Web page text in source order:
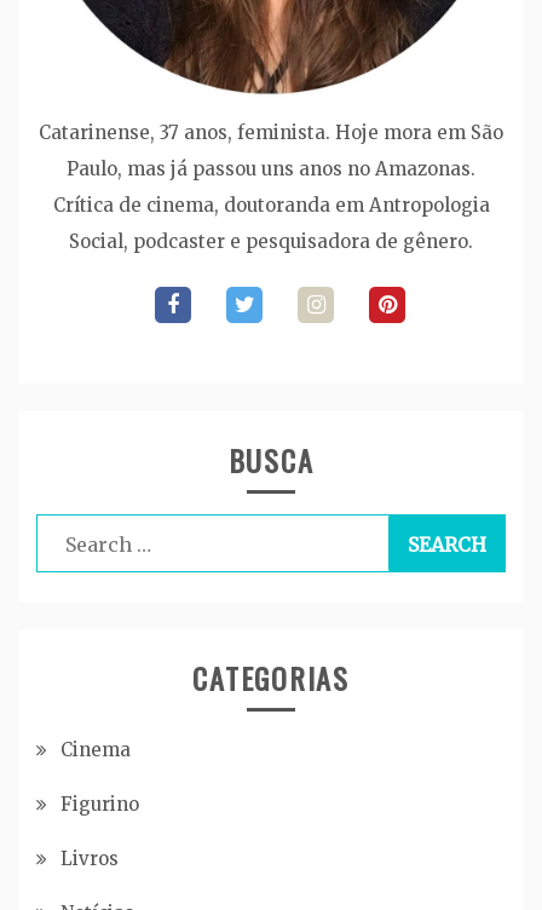
Catarinense, 37 anos, feminista. Hoje mora em São
Paulo, mas já passou uns anos no Amazonas.
Crítica de cinema, doutoranda em Antropologia
Social, podcaster e pesquisadora de gênero.
BUSCA
for:
CATEGORIAS
Cinema
Figurino
Livros